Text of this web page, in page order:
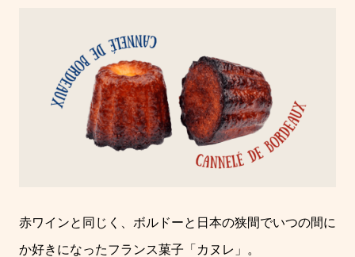
赤ワインと同じく、ボルドーと日本の狭間でいつの間に
か好きになったフランス菓子「カヌレ」。